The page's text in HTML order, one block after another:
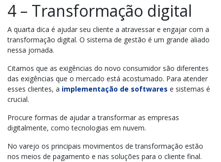
4 – Transformação digital
A quarta dica é ajudar seu cliente a atravessar e engajar com a
transformação digital. O sistema de gestão é um grande aliado
nessa jornada.
Citamos que as exigências do novo consumidor são diferentes
das exigências que o mercado está acostumado. Para atender
esses clientes, a implementação de softwares e sistemas é
crucial.
Procure formas de ajudar a transformar as empresas
digitalmente, como tecnologias em nuvem.
No varejo os principais movimentos de transformação estão
nos meios de pagamento e nas soluções para o cliente final.